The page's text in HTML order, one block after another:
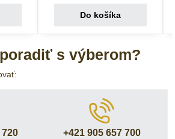
Do košíka
s výberom?
+421 905 657 700